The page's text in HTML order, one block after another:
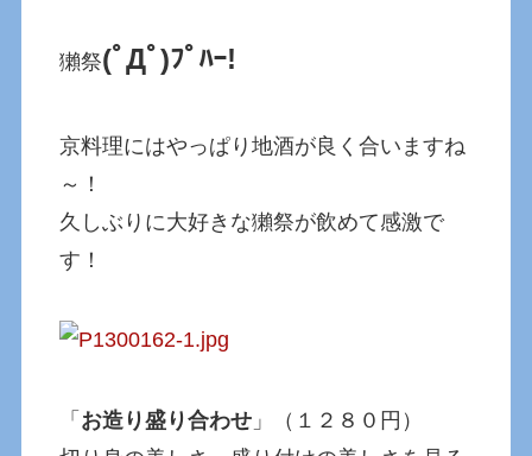
獺祭(ﾟДﾟ)ﾌﾟﾊｰ!
京料理にはやっぱり地酒が良く合いますね
～！
久しぶりに大好きな獺祭が飲めて感激で
す！
「 お造り盛り合わせ 」（１２８０円）